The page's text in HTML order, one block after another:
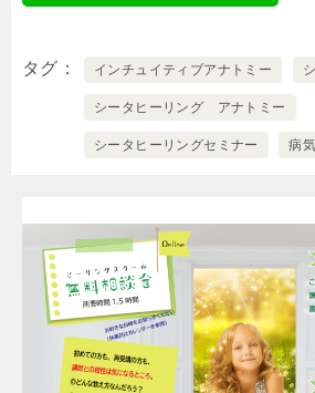
タグ インチュイティブアナトミー
シータヒーリング アナトミー
シータヒーリングセミナー 病